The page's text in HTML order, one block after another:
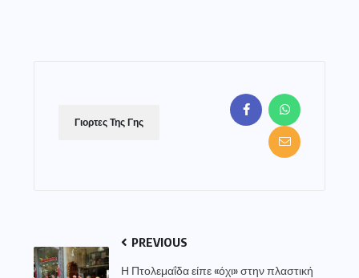
Γιορτες Της Γης
PREVIOUS
Η Πτολεμαΐδα είπε «όχι» στην πλαστική